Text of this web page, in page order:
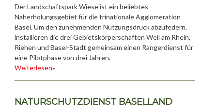
Der Landschaftspark Wiese ist ein beliebtes
Naherholungsgebiet für die trinationale Agglomeration
Basel. Um den zunehmenden Nutzungsdruck abzufedern,
installieren die drei Gebietskörperschaften Weil am Rhein,
Riehen und Basel-Stadt gemeinsam einen Rangerdienst für
eine Pilotphase von drei Jahren.
Weiterlesen»
NATURSCHUTZDIENST BASELLAND